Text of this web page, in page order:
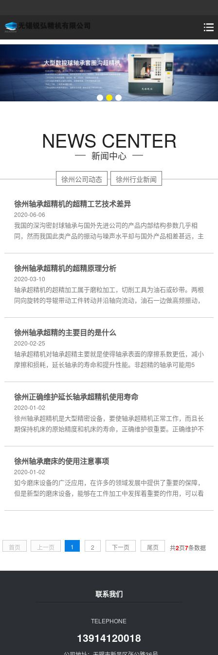
NEWS CENTER
新闻中心
徐州公司动态 徐州行业新闻
徐州轴承超精机的超精工艺技术差异
2020-06-06
我国的深沟密封球轴承与国外先进公司的产品内部结构参数几乎相
同，然而我国此类产品的振动与噪声水平却与国外产品相差甚远，主
徐州轴承超精机的超精原理分析
2020-03-10
轴承超精机的超精加工属于磨粒加工，切削工具为油石或砂带。两根
同向旋转的导辊带动工件转动并沿轴向流动，油石一边做高频振动，
徐州轴承超精的主要目的是什么
2020-02-25
轴承超精机对轴承超精主要就是使得轴承表面的摩擦系数更低，减小
摩擦和损耗，延长轴承的寿命和提升性能。非超精的轴承可能用5
徐州正确维护延长轴承超精机使用寿命
2020-01-02
徐州轴承超精机是大型精密设备，要使轴承超精机正常工作，而且长
期保持机床的原始精度和机床的寿命，正确维护很重要。正确维护不
徐州轴承磨床的使用注意事项
2020-01-02
如今磨床设备的广泛应用，在许多的领域发展中提供了重要的保障，
但是新型的磨床设备，能够在工件加工中发挥着重要的作用，可以看
首页 上一页 1 2 下一页 尾页 共2页7条数据
联系我们
TELEPHONE
13914120018